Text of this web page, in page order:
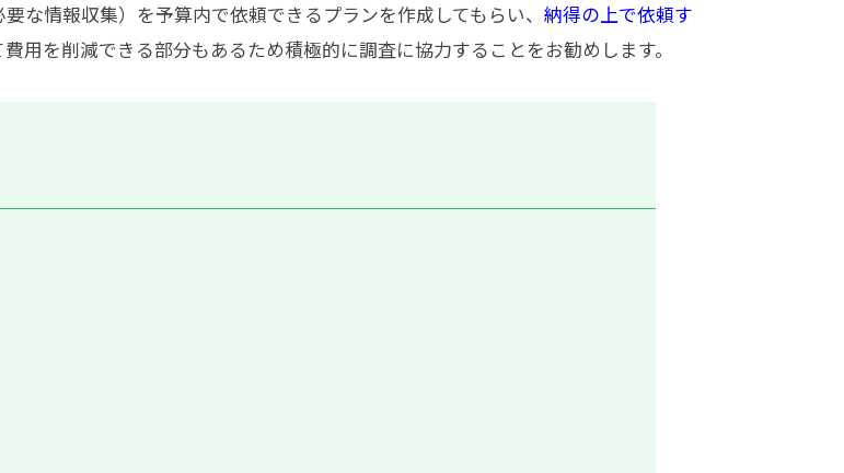
な情報収集）を予算内で依頼できるプランを作成してもらい、 納得の上で依頼す
用を削減できる部分もあるため積極的に調査に協力することをお勧めします。